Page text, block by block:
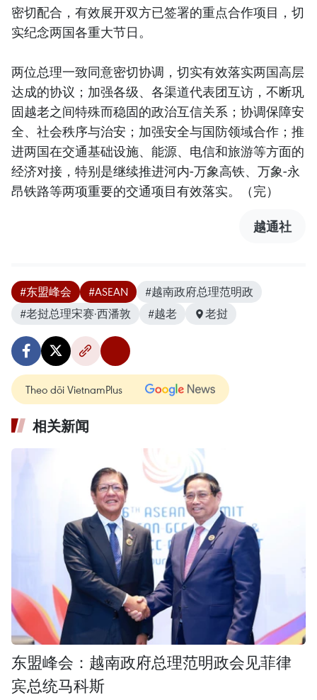
密切配合，有效展开双方已签署的重点合作项目，切
实纪念两国各重大节日。
两位总理一致同意密切协调，切实有效落实两国高层
达成的协议；加强各级、各渠道代表团互访，不断巩
固越老之间特殊而稳固的政治互信关系；协调保障安
全、社会秩序与治安；加强安全与国防领域合作；推
进两国在交通基础设施、能源、电信和旅游等方面的
经济对接，特别是继续推进河内-万象高铁、万象-永
昂铁路等两项重要的交通项目有效落实。（完）
越通社
#东盟峰会 #ASEAN
#越南政府总理范明政
#老挝总理宋赛·西潘敦
#越老 老挝
Theo dõi VietnamPlus
相关新闻
东盟峰会：越南政府总理范明政会见菲律
宾总统马科斯